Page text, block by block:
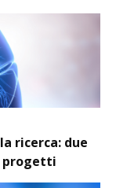
ricerca: due
progetti